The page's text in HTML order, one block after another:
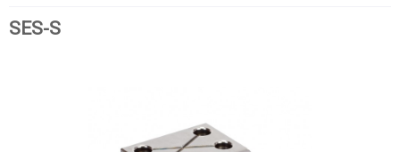
SES-S